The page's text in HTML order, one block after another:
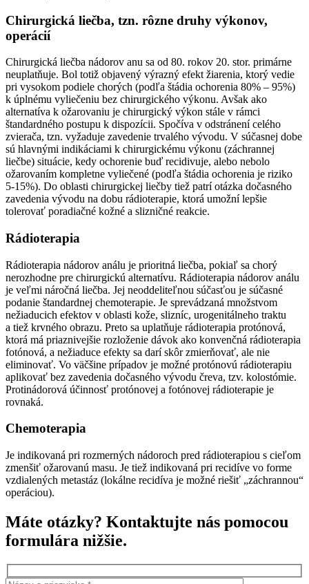
Chirurgická liečba, tzn. rôzne druhy výkonov,
operácií
Chirurgická liečba nádorov anu sa od 80. rokov 20. stor. primárne
neuplatňuje. Bol totiž objavený výrazný efekt žiarenia, ktorý vedie
pri vysokom podiele chorých (podľa štádia ochorenia 80% – 95%)
k úplnému vyliečeniu bez chirurgického výkonu. Avšak ako
alternatíva k ožarovaniu je chirurgický výkon stále v rámci
štandardného postupu k dispozícii. Spočíva v odstránení celého
zvierača, tzn. vyžaduje zavedenie trvalého vývodu. V súčasnej dobe
sú hlavnými indikáciami k chirurgickému výkonu (záchrannej
liečbe) situácie, kedy ochorenie buď recidivuje, alebo nebolo
ožarovaním kompletne vyliečené (podľa štádia ochorenia je riziko
5-15%). Do oblasti chirurgickej liečby tiež patrí otázka dočasného
zavedenia vývodu na dobu rádioterapie, ktorá umožní lepšie
tolerovať poradiačné kožné a slizničné reakcie.
Rádioterapia
Rádioterapia nádorov análu je prioritná liečba, pokiaľ sa chorý
nerozhodne pre chirurgickú alternatívu. Rádioterapia nádorov análu
je veľmi náročná liečba. Jej neoddeliteľnou súčasťou je súčasné
podanie štandardnej chemoterapie. Je sprevádzaná množstvom
nežiaducich efektov v oblasti kože, slizníc, urogenitálneho traktu
a tiež krvného obrazu. Preto sa uplatňuje rádioterapia protónová,
ktorá má priaznivejšie rozloženie dávok ako konvenčná rádioterapia
fotónová, a nežiaduce efekty sa darí skôr zmierňovať, ale nie
eliminovať. Vo väčšine prípadov je možné protónovú rádioterapiu
aplikovať bez zavedenia dočasného vývodu čreva, tzv. kolostómie.
Protinádorová účinnosť protónovej a fotónovej rádioterapie je
rovnaká.
Chemoterapia
Je indikovaná pri rozmerných nádoroch pred rádioterapiou s cieľom
zmenšiť ožarovanú masu. Je tiež indikovaná pri recidíve vo forme
vzdialených metastáz (lokálne recidíva je možné riešiť „záchrannou“
operáciou).
Máte otázky? Kontaktujte nás pomocou
formulára nižšie.